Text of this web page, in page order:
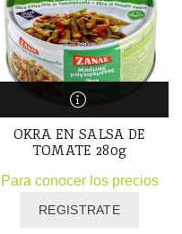
OKRA EN SALSA DE
TOMATE 280g
Para conocer los precios
REGISTRATE